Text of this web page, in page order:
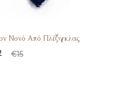
Νονό Από Πλέξιγκλας
€15